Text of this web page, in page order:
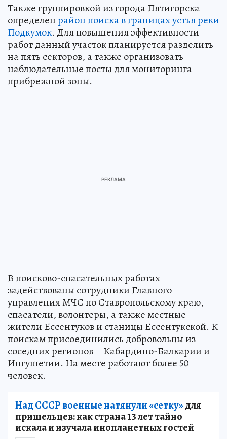
Также группировкой из города Пятигорска
определенрайон поиска в границах устья реки
Подкумок. Для повышения эффективности
работ данный участок планируется разделить
на пять секторов, а также организовать
наблюдательные посты для мониторинга
прибрежной зоны.
В поисково-спасательных работах
задействованы сотрудники Главного
управления МЧС по Ставропольскому краю,
спасатели, волонтеры, а также местные
жители Ессентуков и станицы Ессентукской. К
поискам присоединились добровольцы из
соседних регионов – Кабардино-Балкарии и
Ингушетии. На месте работают более 50
человек.
Над СССР военные натянули «сетку»для
пришельцев: как страна 13 лет тайно
искала и изучала инопланетных гостей